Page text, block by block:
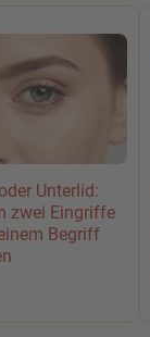
Unterlid:
zwei Eingriffe
Begriff